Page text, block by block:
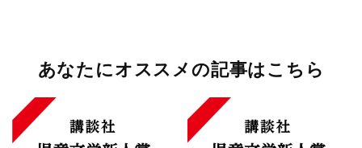
あなたにオススメの記事はこちら